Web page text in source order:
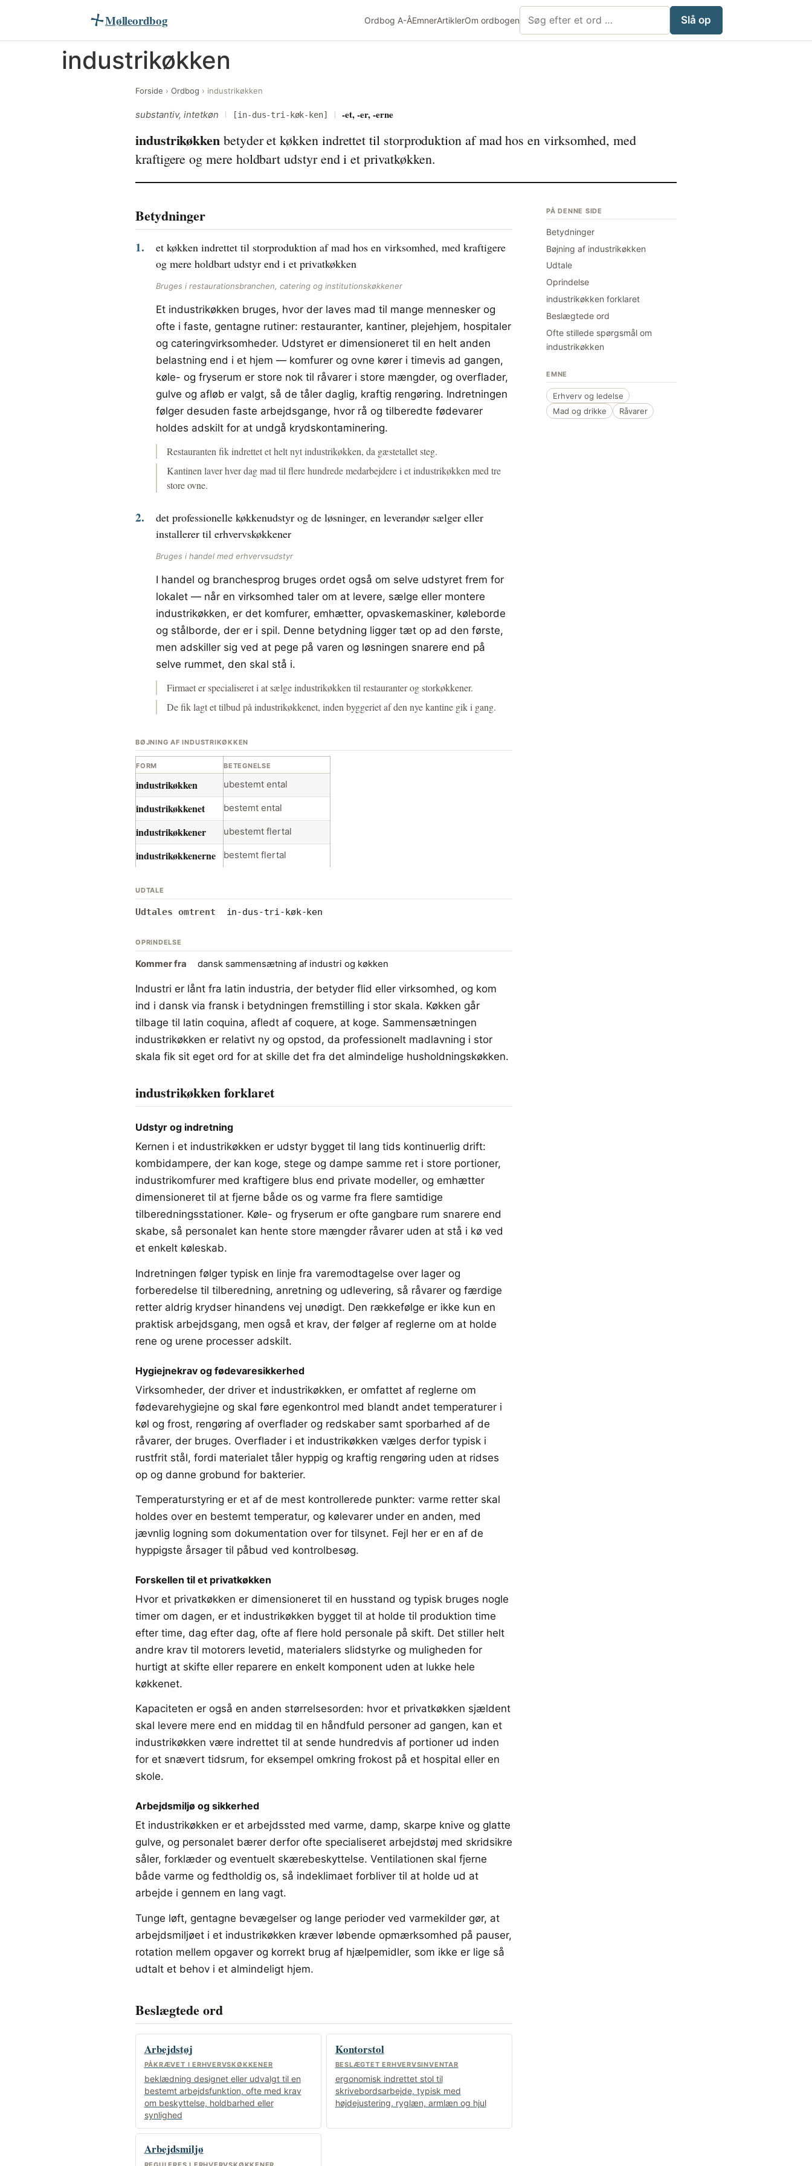
Mølleordbog Ordbog A-ÅEmnerArtiklerOm ordbogen
Søg i Mølleordbog
Slå op
industrikøkken
Forside › Ordbog › industrikøkken
substantiv, intetkøn [in-dus-tri-køk-ken] -et, -er, -erne
industrikøkken betyder et køkken indrettet til storproduktion af mad hos en virksomhed, med
kraftigere og mere holdbart udstyr end i et privatkøkken.
Betydninger
et køkken indrettet til storproduktion af mad hos en virksomhed, med kraftigere
og mere holdbart udstyr end i et privatkøkken
Bruges i restaurationsbranchen, catering og institutionskøkkener
Et industrikøkken bruges, hvor der laves mad til mange mennesker og
ofte i faste, gentagne rutiner: restauranter, kantiner, plejehjem, hospitaler
og cateringvirksomheder. Udstyret er dimensioneret til en helt anden
belastning end i et hjem — komfurer og ovne kører i timevis ad gangen,
køle- og fryserum er store nok til råvarer i store mængder, og overflader,
gulve og afløb er valgt, så de tåler daglig, kraftig rengøring. Indretningen
følger desuden faste arbejdsgange, hvor rå og tilberedte fødevarer
holdes adskilt for at undgå krydskontaminering.
Restauranten fik indrettet et helt nyt industrikøkken, da gæstetallet steg.
Kantinen laver hver dag mad til flere hundrede medarbejdere i et industrikøkken med tre
store ovne.
det professionelle køkkenudstyr og de løsninger, en leverandør sælger eller
installerer til erhvervskøkkener
Bruges i handel med erhvervsudstyr
I handel og branchesprog bruges ordet også om selve udstyret frem for
lokalet — når en virksomhed taler om at levere, sælge eller montere
industrikøkken, er det komfurer, emhætter, opvaskemaskiner, køleborde
og stålborde, der er i spil. Denne betydning ligger tæt op ad den første,
men adskiller sig ved at pege på varen og løsningen snarere end på
selve rummet, den skal stå i.
Firmaet er specialiseret i at sælge industrikøkken til restauranter og storkøkkener.
De fik lagt et tilbud på industrikøkkenet, inden byggeriet af den nye kantine gik i gang.
BØJNING AF INDUSTRIKØKKEN
FORM BETEGNELSE
industrikøkken ubestemt ental
industrikøkkenet bestemt ental
industrikøkkener ubestemt flertal
industrikøkkenerne bestemt flertal
UDTALE
Udtales omtrent in-dus-tri-køk-ken
OPRINDELSE
Kommer fra dansk sammensætning af industri og køkken
Industri er lånt fra latin industria, der betyder flid eller virksomhed, og kom
ind i dansk via fransk i betydningen fremstilling i stor skala. Køkken går
tilbage til latin coquina, afledt af coquere, at koge. Sammensætningen
industrikøkken er relativt ny og opstod, da professionelt madlavning i stor
skala fik sit eget ord for at skille det fra det almindelige husholdningskøkken.
industrikøkken forklaret
Udstyr og indretning
Kernen i et industrikøkken er udstyr bygget til lang tids kontinuerlig drift:
kombidampere, der kan koge, stege og dampe samme ret i store portioner,
industrikomfurer med kraftigere blus end private modeller, og emhætter
dimensioneret til at fjerne både os og varme fra flere samtidige
tilberedningsstationer. Køle- og fryserum er ofte gangbare rum snarere end
skabe, så personalet kan hente store mængder råvarer uden at stå i kø ved
et enkelt køleskab.
Indretningen følger typisk en linje fra varemodtagelse over lager og
forberedelse til tilberedning, anretning og udlevering, så råvarer og færdige
retter aldrig krydser hinandens vej unødigt. Den rækkefølge er ikke kun en
praktisk arbejdsgang, men også et krav, der følger af reglerne om at holde
rene og urene processer adskilt.
Hygiejnekrav og fødevaresikkerhed
Virksomheder, der driver et industrikøkken, er omfattet af reglerne om
fødevarehygiejne og skal føre egenkontrol med blandt andet temperaturer i
køl og frost, rengøring af overflader og redskaber samt sporbarhed af de
råvarer, der bruges. Overflader i et industrikøkken vælges derfor typisk i
rustfrit stål, fordi materialet tåler hyppig og kraftig rengøring uden at ridses
op og danne grobund for bakterier.
Temperaturstyring er et af de mest kontrollerede punkter: varme retter skal
holdes over en bestemt temperatur, og kølevarer under en anden, med
jævnlig logning som dokumentation over for tilsynet. Fejl her er en af de
hyppigste årsager til påbud ved kontrolbesøg.
Forskellen til et privatkøkken
Hvor et privatkøkken er dimensioneret til en husstand og typisk bruges nogle
timer om dagen, er et industrikøkken bygget til at holde til produktion time
efter time, dag efter dag, ofte af flere hold personale på skift. Det stiller helt
andre krav til motorers levetid, materialers slidstyrke og muligheden for
hurtigt at skifte eller reparere en enkelt komponent uden at lukke hele
køkkenet.
Kapaciteten er også en anden størrelsesorden: hvor et privatkøkken sjældent
skal levere mere end en middag til en håndfuld personer ad gangen, kan et
industrikøkken være indrettet til at sende hundredvis af portioner ud inden
for et snævert tidsrum, for eksempel omkring frokost på et hospital eller en
skole.
Arbejdsmiljø og sikkerhed
Et industrikøkken er et arbejdssted med varme, damp, skarpe knive og glatte
gulve, og personalet bærer derfor ofte specialiseret arbejdstøj med skridsikre
såler, forklæder og eventuelt skærebeskyttelse. Ventilationen skal fjerne
både varme og fedtholdig os, så indeklimaet forbliver til at holde ud at
arbejde i gennem en lang vagt.
Tunge løft, gentagne bevægelser og lange perioder ved varmekilder gør, at
arbejdsmiljøet i et industrikøkken kræver løbende opmærksomhed på pauser,
rotation mellem opgaver og korrekt brug af hjælpemidler, som ikke er lige så
udtalt et behov i et almindeligt hjem.
Beslægtede ord
Arbejdstøj
PÅKRÆVET I ERHVERVSKØKKENER
beklædning designet eller udvalgt til en
bestemt arbejdsfunktion, ofte med krav
om beskyttelse, holdbarhed eller
synlighed
Kontorstol
BESLÆGTET ERHVERVSINVENTAR
ergonomisk indrettet stol til
skrivebordsarbejde, typisk med
højdejustering, ryglæn, armlæn og hjul
Arbejdsmiljø
PÅ DENNE SIDE
Betydninger
Bøjning af industrikøkken
Udtale
Oprindelse
industrikøkken forklaret
Beslægtede ord
Ofte stillede spørgsmål om
industrikøkken
EMNE
Erhverv og ledelse
Mad og drikke
Råvarer